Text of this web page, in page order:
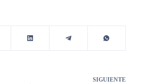
SIGUIENTE